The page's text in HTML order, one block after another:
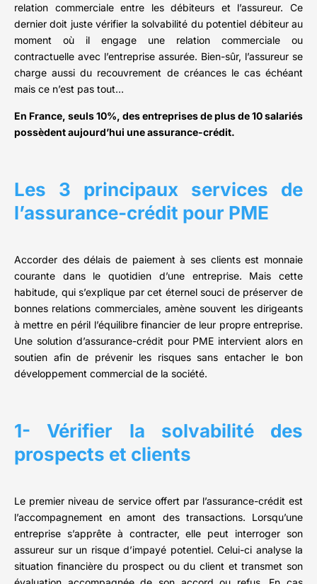
relation commerciale entre les débiteurs et l’assureur. Ce
dernier doit juste vérifier la solvabilité du potentiel débiteur au
moment où il engage une relation commerciale ou
contractuelle avec l’entreprise assurée. Bien-sûr, l’assureur se
charge aussi du recouvrement de créances le cas échéant
mais ce n’est pas tout…
En France, seuls 10%, des entreprises de plus de 10 salariés
possèdent aujourd’hui une assurance-crédit.
Les 3 principaux services de
l’assurance-crédit pour PME
Accorder des délais de paiement à ses clients est monnaie
courante dans le quotidien d’une entreprise. Mais cette
habitude, qui s’explique par cet éternel souci de préserver de
bonnes relations commerciales, amène souvent les dirigeants
à mettre en péril l’équilibre financier de leur propre entreprise.
Une solution d’assurance-crédit pour PME intervient alors en
soutien afin de prévenir les risques sans entacher le bon
développement commercial de la société.
1- Vérifier la solvabilité des
prospects et clients
Le premier niveau de service offert par l’assurance-crédit est
l’accompagnement en amont des transactions. Lorsqu’une
entreprise s’apprête à contracter, elle peut interroger son
assureur sur un risque d’impayé potentiel. Celui-ci analyse la
situation financière du prospect ou du client et transmet son